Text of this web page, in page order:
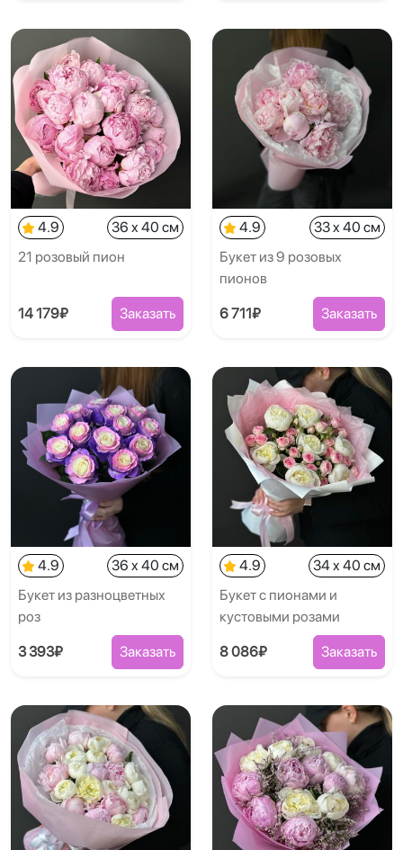
4.9
36 x 40 см
21 розовый пион
14 179₽ Заказать
4.9
33 x 40 см
Букет из 9 розовых
пионов
6 711₽ Заказать
4.9
36 x 40 см
Букет из разноцветных
роз
3 393₽ Заказать
4.9
34 x 40 см
Букет с пионами и
кустовыми розами
8 086₽ Заказать